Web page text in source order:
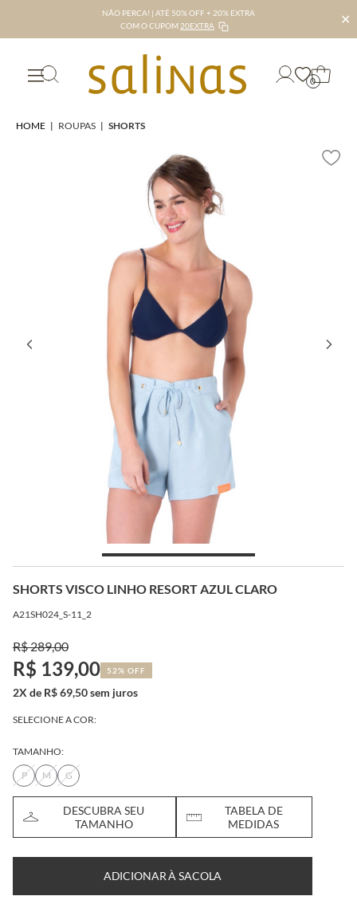
NÃO PERCA! | ATÉ 50% OFF + 20% EXTRA
COM O CUPOM 20EXTRA ✕
0
HOME | ROUPAS | SHORTS
SHORTS VISCO LINHO RESORT AZUL CLARO
A21SH024_S-11_2
R$ 289,00
R$ 139,00 52% OFF
2X de R$ 69,50 sem juros
SELECIONE A COR:
TAMANHO:
P
M G
DESCUBRA SEU
TAMANHO
TABELA DE
MEDIDAS
ADICIONAR À SACOLA